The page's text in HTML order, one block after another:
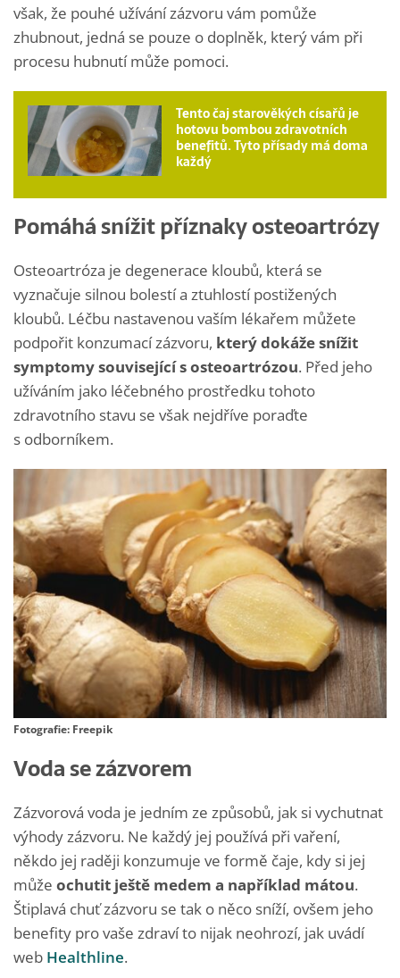
však, že pouhé užívání zázvoru vám pomůže
zhubnout, jedná se pouze o doplněk, který vám při
procesu hubnutí může pomoci.
Tento čaj starověkých císařů je
hotovu bombou zdravotních
benefitů. Tyto přísady má doma
každý
Pomáhá snížit příznaky osteoartrózy
Osteoartróza je degenerace kloubů, která se
vyznačuje silnou bolestí a ztuhlostí postižených
kloubů. Léčbu nastavenou vaším lékařem můžete
podpořit konzumací zázvoru, který dokáže snížit
symptomy související s osteoartrózou. Před jeho
užíváním jako léčebného prostředku tohoto
zdravotního stavu se však nejdříve poraďte
s odborníkem.
Fotografie: Freepik
Voda se zázvorem
Zázvorová voda je jedním ze způsobů, jak si vychutnat
výhody zázvoru. Ne každý jej používá při vaření,
někdo jej raději konzumuje ve formě čaje, kdy si jej
může ochutit ještě medem a například mátou.
Štiplavá chuť zázvoru se tak o něco sníží, ovšem jeho
benefity pro vaše zdraví to nijak neohrozí, jak uvádí
web Healthline.